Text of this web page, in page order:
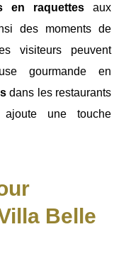
en raquettes aux
des moments de
visiteurs peuvent
gourmande en
dans les restaurants
une touche
Belle